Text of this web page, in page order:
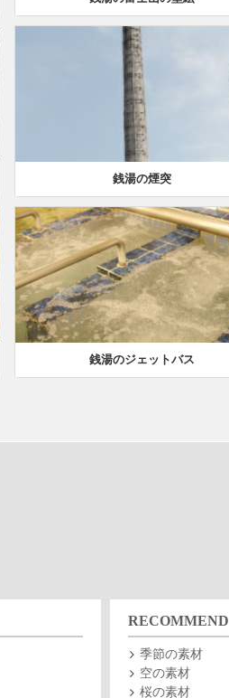
銭湯の煙突
銭湯のジェットバス
RECOMMEND
季節の素材
空の素材
桜の素材